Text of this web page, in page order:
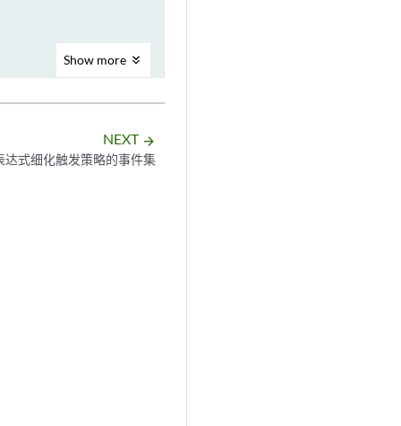
Show more
NEXT arrow_forward
达式细化触发策略的事件集